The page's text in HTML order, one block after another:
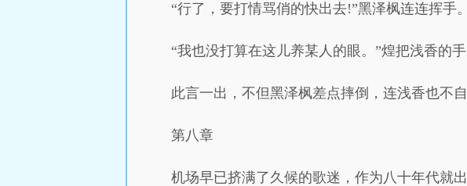
“行了，要打情骂俏的快出去!”黑泽枫连连挥手。
“我也没打算在这儿养某人的眼。”煌把浅香的
此言一出，不但黑泽枫差点摔倒，连浅香也不自
第八章
机场早已挤满了久候的歌迷，作为八十年代就